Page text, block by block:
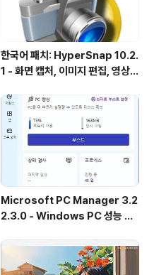
한국어 패치: HyperSnap 10.2.
1 - 화면 캡처, 이미지 편집, 영상
Microsoft PC Manager 3.2
2.3.0 - Windows PC 성능 향